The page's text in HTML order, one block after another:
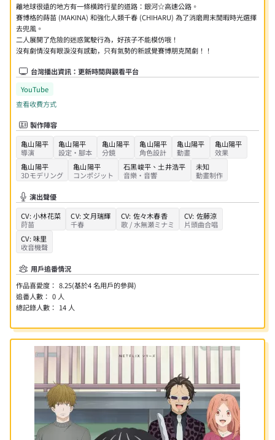
離地球很遠的地方有一條橫跨行星的道路：銀河☆高速公路。
賽博格的蒔苗 (MAKINA) 和強化人類千春 (CHIHARU) 為了消磨周末閒暇時光選擇
去兜風。
二人展開了危險的迷惑駕駛行為，好孩子不能模仿哦！
沒有劇情沒有眼淚沒有感動，只有氣勢的新感覺賽博朋克鬧劇！！
台灣播出資訊：更新時間與觀看平台
YouTube
查看收費方式
製作陣容
亀山陽平
導演
亀山陽平
設定・腳本
亀山陽平
分鏡
亀山陽平
角色設計
亀山陽平
動畫
亀山陽平
效果
亀山陽平
3Dモデリング
亀山陽平
コンポジット
石黑峻平 、 土井浩平
音樂・音響
未知
動畫制作
演出聲優
CV: 小林花菜
莳苗
CV: 文月瑞輝
千春
CV: 佐々木春香
歌 / 水無瀬ミナミ
CV: 佐藤涼
片頭曲合唱
CV: 味里
收音機聲
用戶追番情況
作品喜愛度： 8.25(基於4名用戶的參與)
追番人數： 0 人
總記錄人數： 14 人